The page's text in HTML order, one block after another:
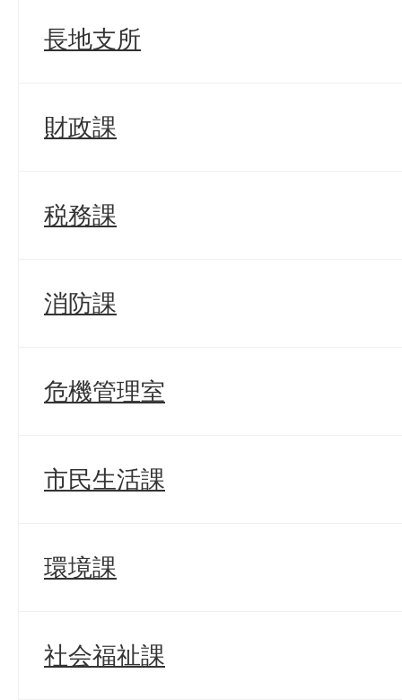
長地支所
財政課
税務課
消防課
危機管理室
市民生活課
環境課
社会福祉課